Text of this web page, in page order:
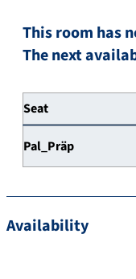
This room has
The next
Seat
Pal_Präp
Availability